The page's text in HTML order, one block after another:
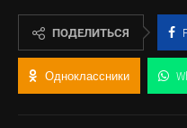
ПОДЕЛИТЬСЯ
Одноклассники